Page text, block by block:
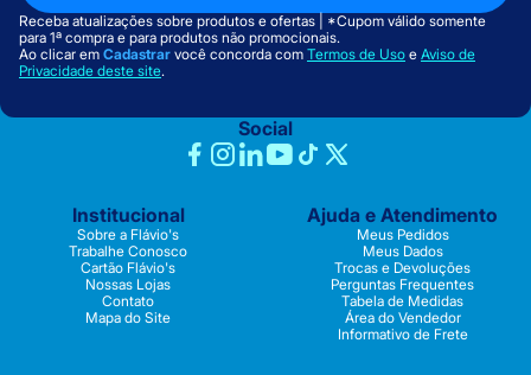
Receba atualizações sobre produtos e ofertas | *Cupom válido somente
para 1ª compra e para produtos não promocionais.
Ao clicar em Cadastrar você concorda com Termos de Uso e Aviso de
Privacidade deste site.
Social
Institucional
Sobre a Flávio's
Trabalhe Conosco
Cartão Flávio's
Nossas Lojas
Contato
Mapa do Site
Ajuda e Atendimento
Meus Pedidos
Meus Dados
Trocas e Devoluções
Perguntas Frequentes
Tabela de Medidas
Área do Vendedor
Informativo de Frete